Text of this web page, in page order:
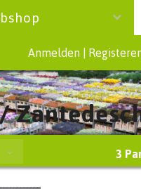
Anmelden
3